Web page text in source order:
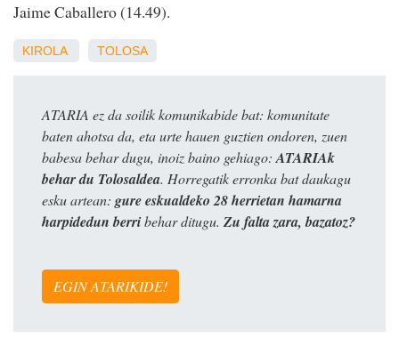
Jaime Caballero (14.49).
KIROLA TOLOSA
ATARIA ez da soilik komunikabide bat: komunitate
baten ahotsa da, eta urte hauen guztien ondoren, zuen
babesa behar dugu, inoiz baino gehiago: ATARIAk
behar du Tolosaldea. Horregatik erronka bat daukagu
esku artean: gure eskualdeko 28 herrietan hamarna
harpidedun berribehar ditugu. Zu falta zara, bazatoz?
EGIN ATARIKIDE!